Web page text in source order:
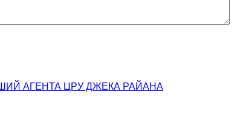
АГЕНТА ЦРУ ДЖЕКА РАЙАНА